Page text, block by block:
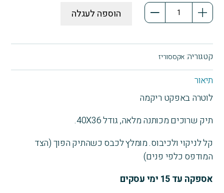
כמות
שרוכים
לוטרה
רקומה
הוספה לעגלה
תיאור
לוטרה באפקט ריקמה
תיק שרוכים מכותנה מלאה, גודל 40X36.
קל לניקוי ולכיבוס. מומלץ לכבס כשהתיק הפוך (הצד
המודפס כלפי פנים)
אספקה עד 15 ימי עסקים
קטגוריה: אקססוריז